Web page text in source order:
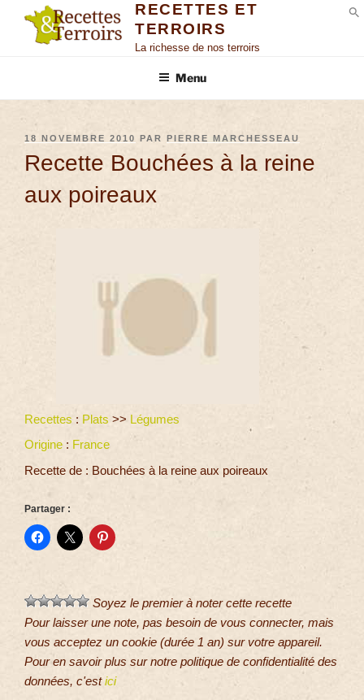
RECETTES ET
TERROIRS
La richesse de nos terroirs
Menu
18 NOVEMBRE 2010 PAR PIERRE MARCHESSEAU
Recette Bouchées à la reine
aux poireaux
Recettes : Plats >> Légumes
Origine : France
Recette de : Bouchées à la reine aux poireaux
Partager :
Soyez le premier à noter cette recette
Pour laisser une note, pas besoin de vous connecter, mais
vous acceptez un cookie (durée 1 an) sur votre appareil.
Pour en savoir plus sur notre politique de confidentialité des
données, c'estici